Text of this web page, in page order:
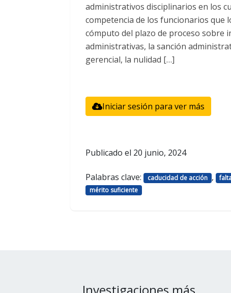
administrativos disciplinarios en los
competencia de los funcionarios que
cómputo del plazo de proceso sobre
administrativas, la sanción
gerencial, la nulidad […]
Iniciar sesión para ver más
Publicado el 20 junio, 2024
Palabras clave: caducidad de acción ,
mérito suficiente